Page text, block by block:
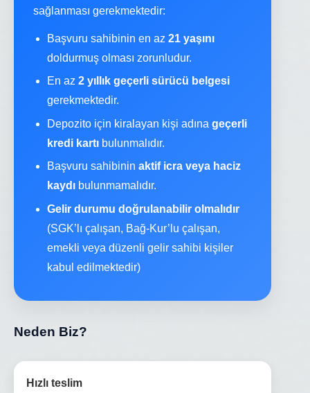
sağlanması gerekmektedir:
Başvuru sahibinin en az 21 yaşını
doldurmuş olması zorunludur.
En az 2 yıllık geçerli sürücü belgesi
gerekmektedir.
Depozito için kiralayan kişi adına geçerli
kredi kartı bulunmalıdır.
Başvuru sahibinin aktif icra veya haciz
kaydı bulunmamalıdır.
Gelir durumu doğrulanabilir olmalıdır
(SGK’lı çalışan, Bağ-Kur’lu çalışan,
emekli veya düzenli gelir sahibi kişiler
kabul edilmektedir)
Neden Biz?
Hızlı teslim